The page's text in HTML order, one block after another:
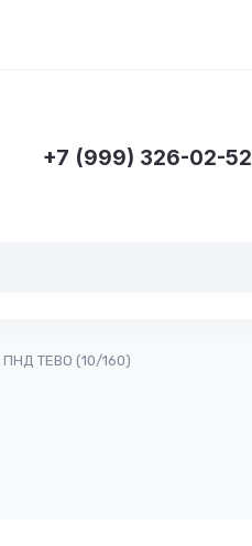
+7 (999) 326-02-52
TEBO (10/160)